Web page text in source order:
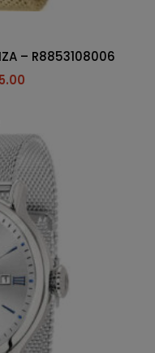
– R8853108006